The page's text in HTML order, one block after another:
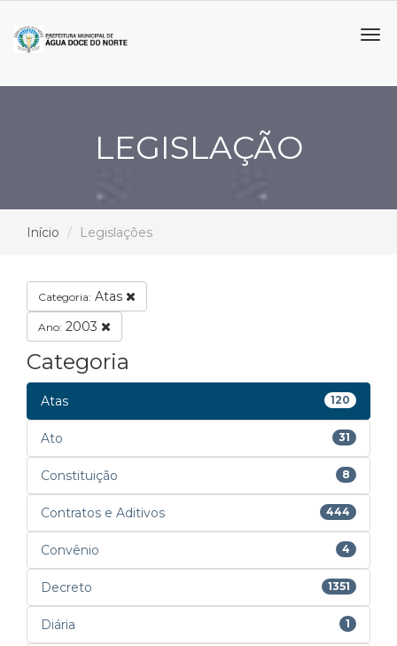
LEGISLAÇÃO
Início Legislações
Categoria: Atas
Ano: 2003
Categoria
Atas 120
Ato 31
Constituição 8
Contratos e Aditivos 444
Convênio 4
Decreto 1351
Diária 1